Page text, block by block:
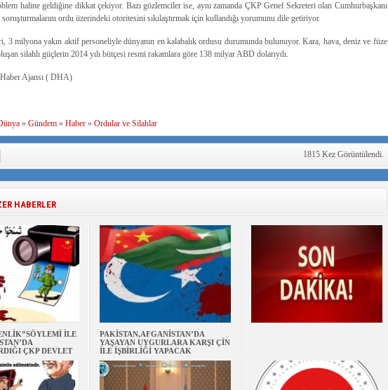
haline geldiğine dikkat çekiyor. Bazı gözlemciler ise, aynı zamanda ÇKP Genel Sekreteri olan Cumhurbaşkanı
ordu üzerindeki otoritesini sıkılaştırmak için kullandığı yorumunu dile getiriyor.
3 milyona yakın aktif personeliyle dünyanın en kalabalık ordusu durumunda bulunuyor. Kara, hava, deniz ve füze
silahlı güçlerin 2014 yılı bütçesi resmi rakamlara göre 138 milyar ABD dolarıydı.
Ajansı ( DHA)
» Gündem» Haber» Ordular ve Silahlar
1815 Kez Görüntülendi.
HABERLER
İLE
ÇKP DEVLET
PAKİSTAN,AFGANİSTAN’DA
YAŞAYAN UYGURLARA KARŞI ÇİN
İLE İŞBİRLİĞİ YAPACAK